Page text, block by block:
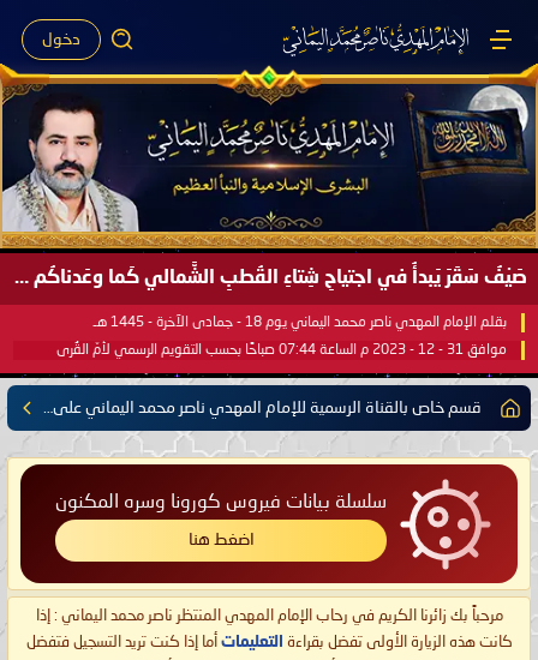
دخول
صَيْفُ سَقَرَ يَبدأُ في اجتياحِ شِتاءِ القُطبِ الشَّمالي كَما وعَدناكُم بالحقِّ لعَامِكم هذا (1445 هـ) ..
بقلم الإمام المهدي ناصر محمد اليماني يوم 18 - جمادى الآخرة - 1445 هـ
موافق 31 - 12 - 2023 م الساعة 07:44 صباحًا بحسب التقويم الرسمي لأمّ القُرى
سلسلة بيانات فيروس كورونا وسره المكنون
اضغط هنا
مرحباً بك زائرنا الكريم في رحاب الإمام المهدي المنتظر ناصر محمد اليماني : إذا
كانت هذه الزيارة الأولى تفضل بقراءة التعليمات أما إذا كنت تريد التسجيل فتفضل